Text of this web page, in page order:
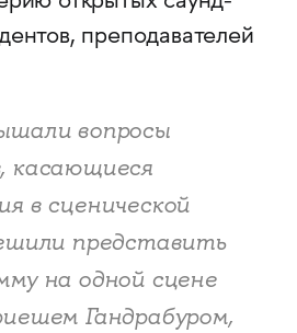
преподавателей
вопросы
касающиеся
в сценической
представить
на одной сцене
Гандрабуром,